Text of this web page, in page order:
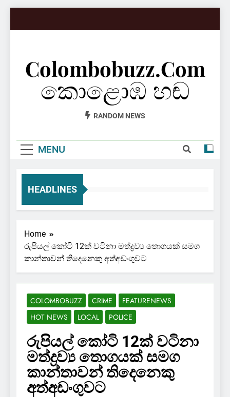
Colombobuzz.com
කොළොඹ හඬ
RANDOM NEWS
MENU
HEADLINES
Home
රුපියල් කෝටි 12ක් වටිනා මත්ද්‍රව්‍ය තොගයක් සමග
කාන්තාවන් තිදෙනෙකු අත්අඩංගුවට
COLOMBOBUZZ CRIME
FEATURENEWS
HOT NEWS
LOCAL POLICE
රුපියල් කෝටි 12ක් වටිනා
මත්ද්‍රව්‍ය තොගයක් සමග
කාන්තාවන් තිදෙනෙකු
අත්අඩංගුවට